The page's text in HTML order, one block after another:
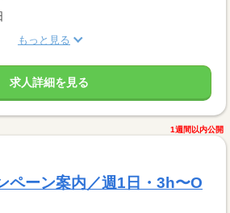
もっと見る
求人詳細を見る
1週間以内公開
ペーン案内／週1日・3h〜O